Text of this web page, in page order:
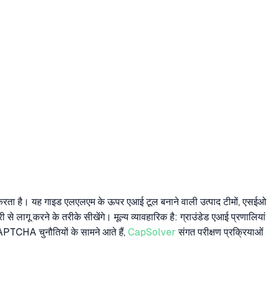
है। यह गाइड एलएलएम के ऊपर एआई टूल बनाने वाली उत्पाद टीमों, एसईओ
लागू करने के तरीके सीखेंगे। मूल्य व्यावहारिक है: ग्राउंडेड एआई प्रणालियां
चुनौतियों के सामने आते हैं, CapSolver संगत परीक्षण प्रक्रियाओं